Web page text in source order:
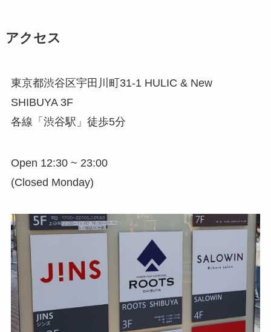
アクセス
東京都渋谷区宇田川町31-1 HULIC & New
SHIBUYA 3F
各線「渋谷駅」徒歩5分
Open 12:30 ~ 23:00
(Closed Monday)